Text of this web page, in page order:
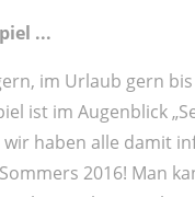
...
im Urlaub gern
ist im Augenblick
haben alle damit
2016! Man